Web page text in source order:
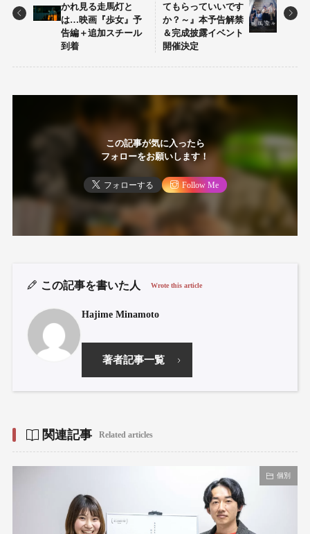
かれ見る走馬灯と
は…映画『歩女』予
告編＋追加スチール
到着
てもらっていいです
か？～』本予告解禁
＆完成披露イベント
開催決定
この記事が気に入ったら
フォローをお願いします！
フォローする Follow Me
この記事を書いた人 Wrote this article
Hajime Minamoto
著者記事一覧
関連記事 Related articles
個別